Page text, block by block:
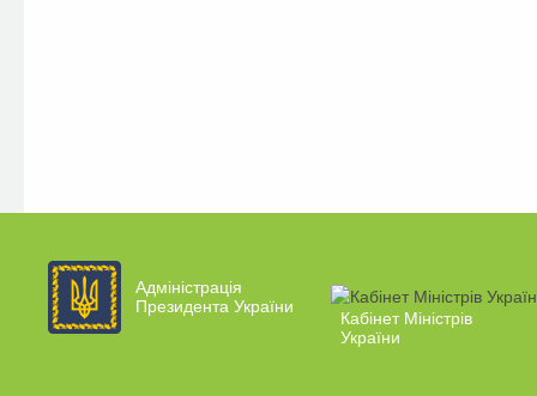
Адміністрація
Президента України
Кабінет Міністрів
України